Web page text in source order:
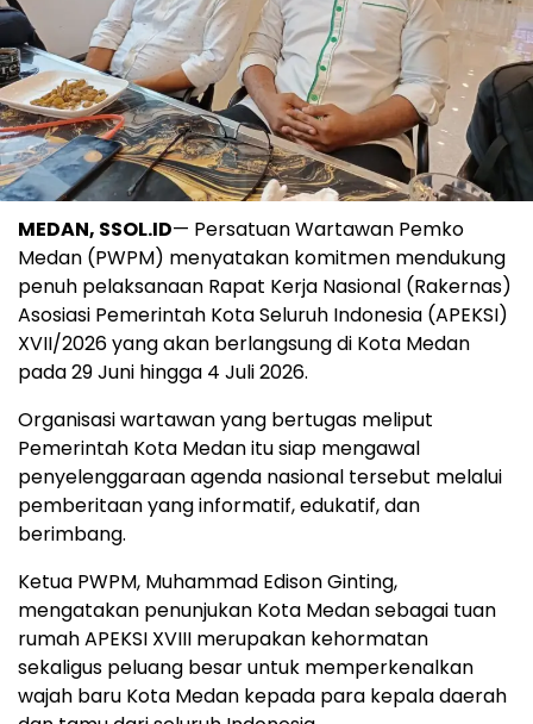
MEDAN, SSOL.ID— Persatuan Wartawan Pemko
Medan (PWPM) menyatakan komitmen mendukung
penuh pelaksanaan Rapat Kerja Nasional (Rakernas)
Asosiasi Pemerintah Kota Seluruh Indonesia (APEKSI)
XVII/2026 yang akan berlangsung di Kota Medan
pada 29 Juni hingga 4 Juli 2026.
Organisasi wartawan yang bertugas meliput
Pemerintah Kota Medan itu siap mengawal
penyelenggaraan agenda nasional tersebut melalui
pemberitaan yang informatif, edukatif, dan
berimbang.
Ketua PWPM, Muhammad Edison Ginting,
mengatakan penunjukan Kota Medan sebagai tuan
rumah APEKSI XVIII merupakan kehormatan
sekaligus peluang besar untuk memperkenalkan
wajah baru Kota Medan kepada para kepala daerah